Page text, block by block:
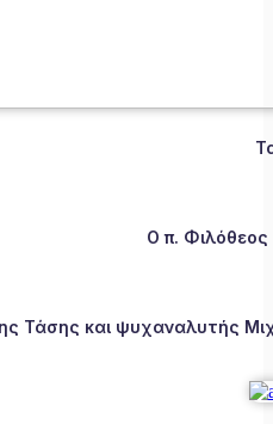
Ο π.
Τάσης και ψυχαναλυτής